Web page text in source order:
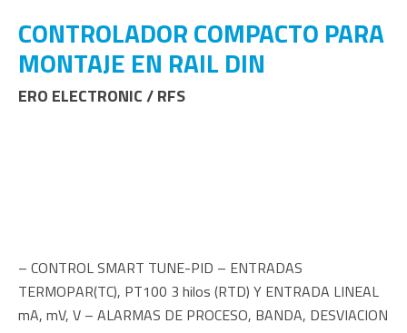
CONTROLADOR COMPACTO PARA
MONTAJE EN RAIL DIN
ERO ELECTRONIC / RFS
– CONTROL SMART TUNE-PID – ENTRADAS
TERMOPAR(TC), PT100 3 hilos (RTD) Y ENTRADA LINEAL
mA, mV, V – ALARMAS DE PROCESO, BANDA, DESVIACION